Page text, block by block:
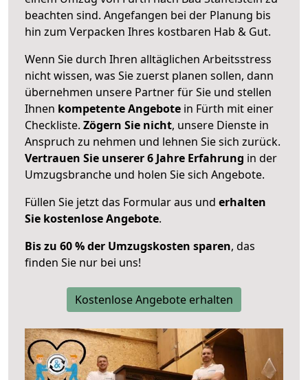
beachten sind. Angefangen bei der Planung bis
hin zum Verpacken Ihres kostbaren Hab & Gut.
Wenn Sie durch Ihren alltäglichen Arbeitsstress
nicht wissen, was Sie zuerst planen sollen, dann
übernehmen unsere Partner für Sie und stellen
Ihnen kompetente Angebote in Fürth mit einer
Checkliste. Zögern Sie nicht, unsere Dienste in
Anspruch zu nehmen und lehnen Sie sich zurück.
Vertrauen Sie unserer 6 Jahre Erfahrung in der
Umzugsbranche und holen Sie sich Angebote.
Füllen Sie jetzt das Formular aus und erhalten
Sie kostenlose Angebote.
Bis zu 60 % der Umzugskosten sparen, das
finden Sie nur bei uns!
Kostenlose Angebote erhalten